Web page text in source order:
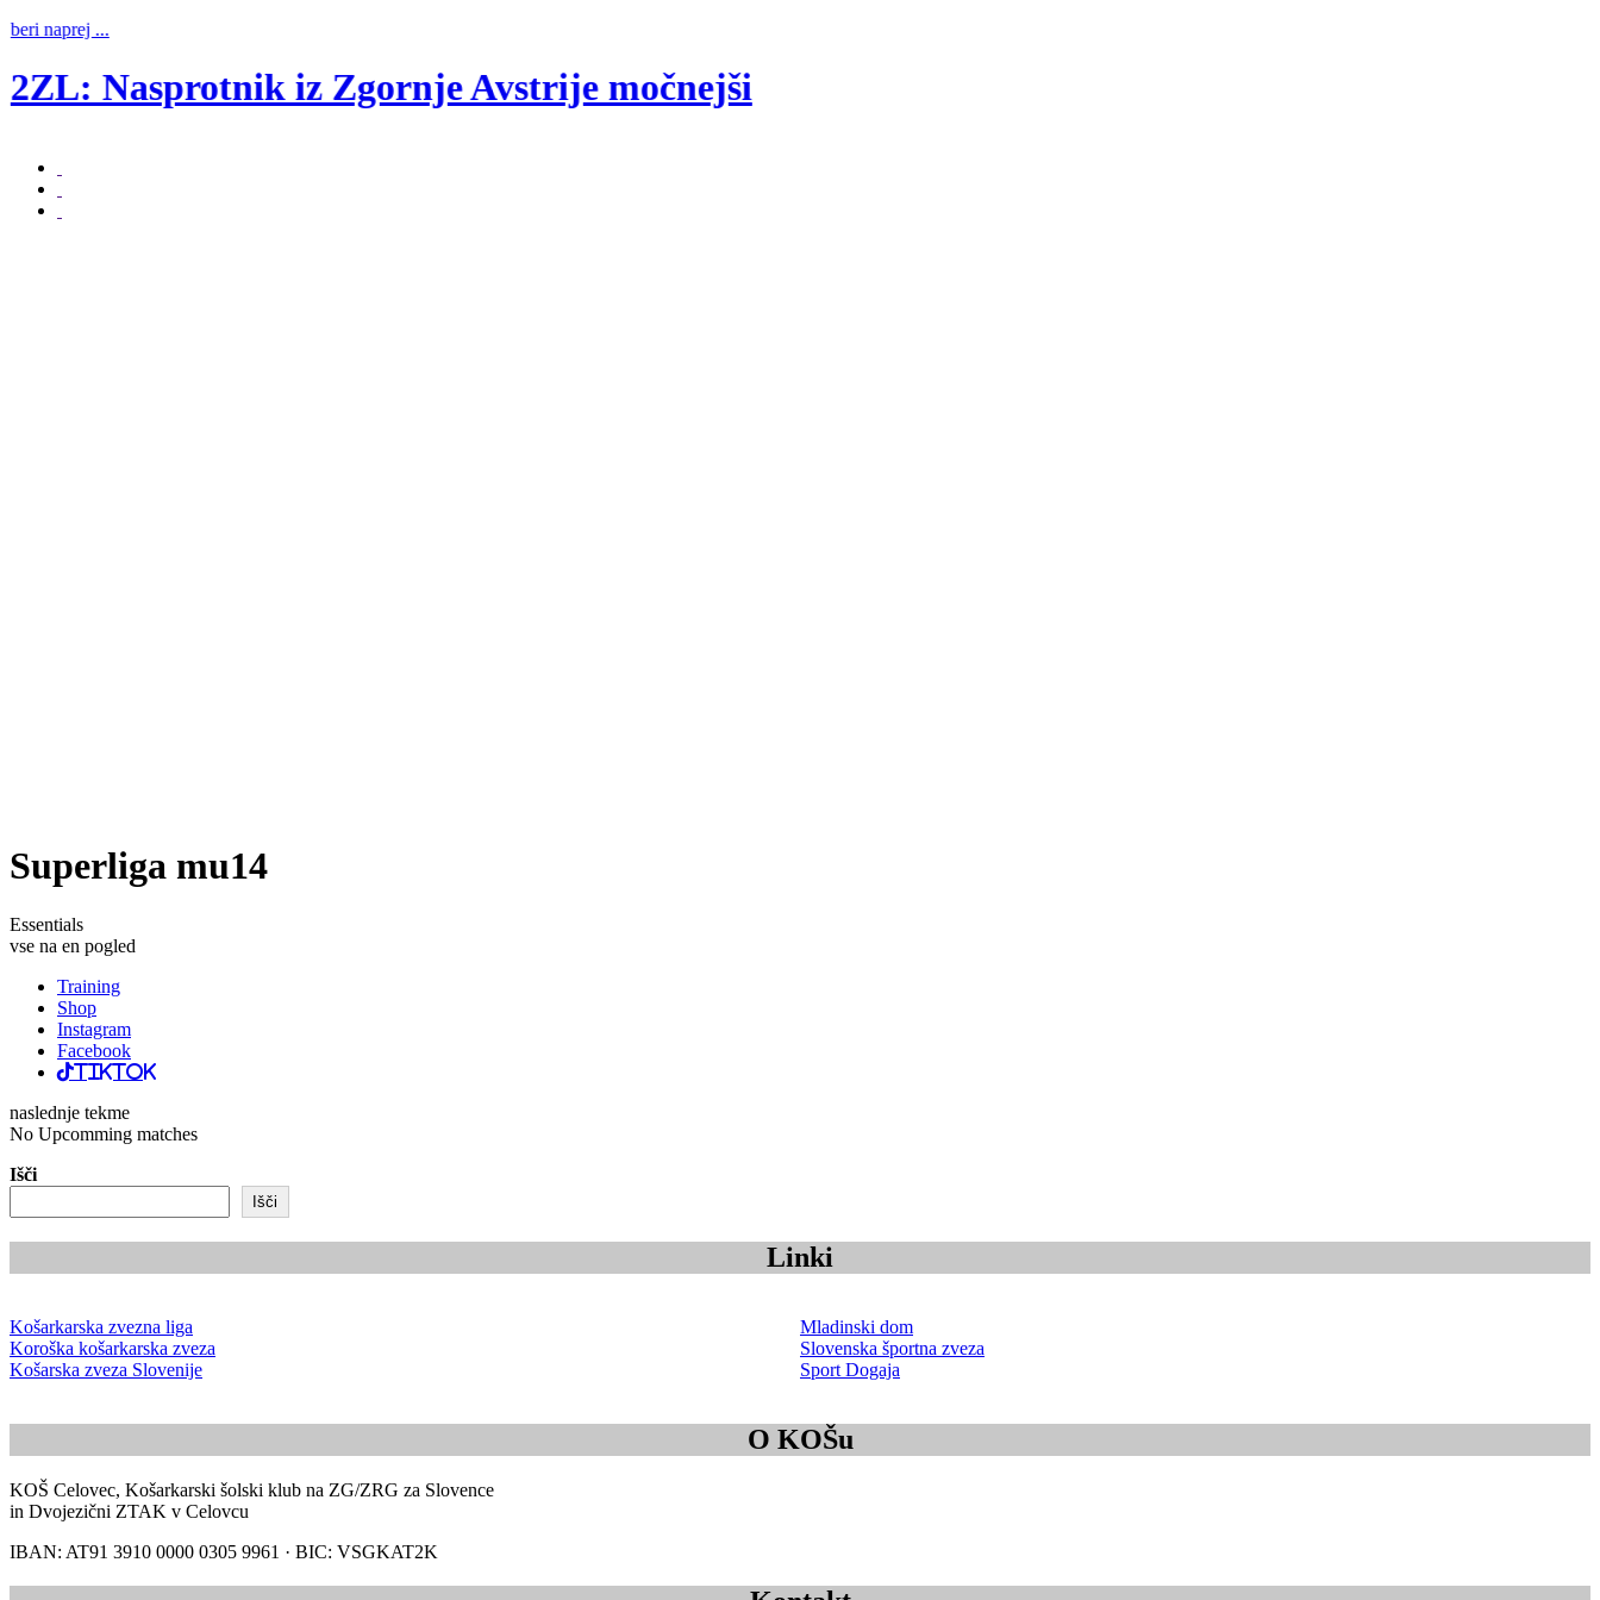
beri naprej ...
2ZL: Nasprotnik iz Zgornje Avstrije močnejši
Superliga mu14
Essentials
vse na en pogled
Training
Shop
Instagram
Facebook
TikTok
naslednje tekme
No Upcomming matches
Išči
Išči
Linki
Košarkarska zvezna liga
Koroška košarkarska zveza
Košarska zveza Slovenije
Mladinski dom
Slovenska športna zveza
Sport Dogaja
O KOŠu
KOŠ Celovec, Košarkarski šolski klub na ZG/ZRG za Slovence
in Dvojezični ZTAK v Celovcu
IBAN: AT91 3910 0000 0305 9961 · BIC: VSGKAT2K